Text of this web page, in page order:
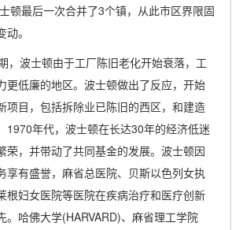
顿最后一次合并了3个镇，从此市区界限固
。
，波士顿由于工厂陈旧老化开始衰落，工
更低廉的地区。波士顿做出了反应，开始
项目，包括拆除业已陈旧的西区，和建造
1970年代，波士顿在长达30年的经济低迷
荣，并带动了共同基金的发展。波士顿因
享有盛誉，麻省总医院、贝斯以色列女执
根妇女医院等医院在疾病治疗和医疗创新
。哈佛大学(HARVARD)、麻省理工学院